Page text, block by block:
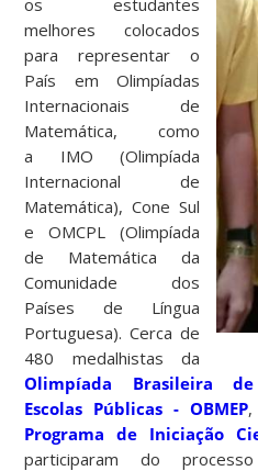
melhores colocados
para representar o
País em Olimpíadas
Internacionais de
Matemática, como
a IMO (Olimpíada
Internacional de
Matemática), Cone Sul
e OMCPL (Olimpíada
de Matemática da
Comunidade dos
Países de Língua
Portuguesa). Cerca de
480 medalhistas da
Olimpíada Brasileira
Escolas Públicas - OBMEP,
Programa de Iniciação
participaram do